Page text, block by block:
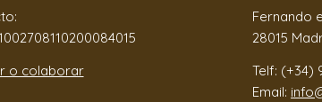
o colaborar
Fernando
28015
Telf: (+34)
Email: